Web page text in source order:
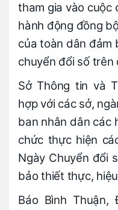
tham gia vào cuộc
hành động đồng
của toàn dân đảm
chuyển đổi số trên
Sở Thông tin và
hợp với các sở,
ban nhân dân các
chức thực hiện
Ngày Chuyển đổi
bảo thiết thực,
Báo Bình Thuận,